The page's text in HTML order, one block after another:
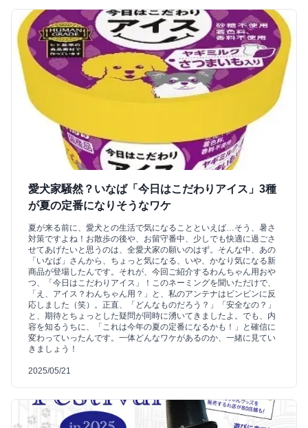
愛犬家騒然？いなば「今日はこだわりアイス」3種
が夏の定番になりそうなワケ
夏が来る前に、愛犬との生活で気になることといえば…そう、暑さ
対策ですよね！お散歩の後や、お留守番中、少しでも快適に過ごさ
せてあげたいと思うのは、全愛犬家の願いのはず。そんな中、あの
「いなば」さんから、ちょっと気になる、いや、かなり気になる新
商品が登場したんです。それが、今回ご紹介するわんちゃん用おや
つ、「今日はこだわりアイス」！このネーミングを聞いただけで、
「え、アイス？わんちゃん用？」と、私のアンテナはビンビンに反
応しました（笑）。正直、「どんなものだろう？」「安全なの？」
と、期待とちょっとした疑問が同時に湧いてきましたよ。でも、内
容を知るうちに、「これは今年の夏の定番になるかも！」と確信に
変わっていったんです。一体どんなワケがあるのか、一緒に見てい
きましょう！
2025/05/21